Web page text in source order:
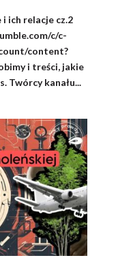
ich relacje cz.2
c/c-
content?
i treści, jakie
Twórcy kanału...